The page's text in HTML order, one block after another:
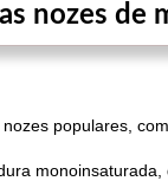
nozes de
populares,